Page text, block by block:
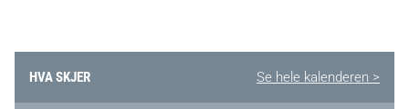
HVA SKJER Se hele kalenderen >